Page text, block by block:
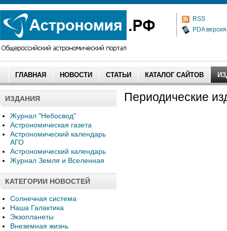
RSS
PDA версия
ГЛАВНАЯ НОВОСТИ СТАТЬИ КАТАЛОГ САЙТОВ
ИЗДАНИЯ
Журнал "Небосвод"
Астрономическая газета
Астрономический календарь
АГО
Астрономический календарь
Журнал Земля и Вселенная
КАТЕГОРИИ НОВОСТЕЙ
Солнечная система
Наша Галактика
Экзопланеты
Внеземная жизнь
Периодические